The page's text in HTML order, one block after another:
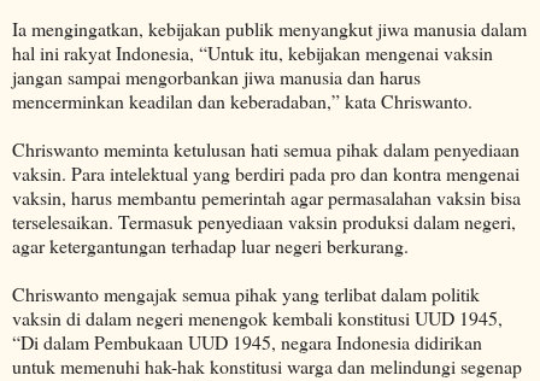
Ia mengingatkan, kebijakan publik menyangkut jiwa manusia dalam
hal ini rakyat Indonesia, “Untuk itu, kebijakan mengenai vaksin
jangan sampai mengorbankan jiwa manusia dan harus
mencerminkan keadilan dan keberadaban,” kata Chriswanto.
Chriswanto meminta ketulusan hati semua pihak dalam penyediaan
vaksin. Para intelektual yang berdiri pada pro dan kontra mengenai
vaksin, harus membantu pemerintah agar permasalahan vaksin bisa
terselesaikan. Termasuk penyediaan vaksin produksi dalam negeri,
agar ketergantungan terhadap luar negeri berkurang.
Chriswanto mengajak semua pihak yang terlibat dalam politik
vaksin di dalam negeri menengok kembali konstitusi UUD 1945,
“Di dalam Pembukaan UUD 1945, negara Indonesia didirikan
untuk memenuhi hak-hak konstitusi warga dan melindungi segenap